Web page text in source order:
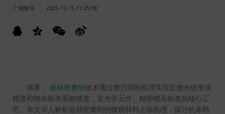
广域铭岛 2025-12-15 11:25:38
摘要： 超精密磨削 技术通过微刃切削机理实现亚微米级形状
精度和纳米级表面粗糙度，是光学元件、精密模具制造的核心工
艺。本文深入解析超精密磨削的微观材料去除机理，探讨机床精